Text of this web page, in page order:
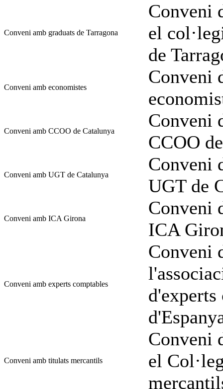
Conveni amb graduats de Tarragona
Conveni
el
de
Conveni amb economistes
Conveni
Conveni amb CCOO de Catalunya
Conveni
CCOO
Conveni amb UGT de Catalunya
Conveni
UGT de
Conveni amb ICA Girona
Conveni
ICA
Conveni amb experts comptables
Conveni
d'experts
Conveni amb titulats mercantils
Conveni
el